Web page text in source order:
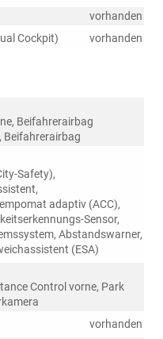
vorhanden
Cockpit)
vorhanden
Beifahrerairbag
Beifahrerairbag
Safety),
adaptiv (ACC),
Sensor,
Abstandswarner,
(ESA)
Control vorne, Park
vorhanden